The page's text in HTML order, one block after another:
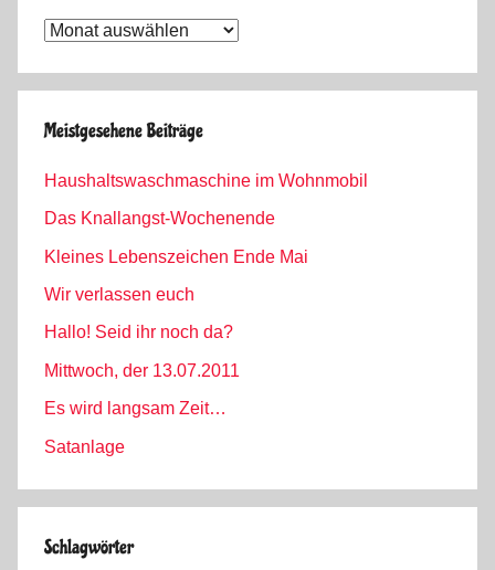
Tagebuch
Meistgesehene Beiträge
Haushaltswaschmaschine im Wohnmobil
Das Knallangst-Wochenende
Kleines Lebenszeichen Ende Mai
Wir verlassen euch
Hallo! Seid ihr noch da?
Mittwoch, der 13.07.2011
Es wird langsam Zeit…
Satanlage
Schlagwörter